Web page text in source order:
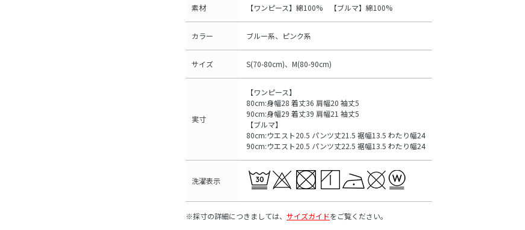
素材 【ワンピース】綿100% 【ブルマ】綿100%
カラー ブルー系、ピンク系
サイズ S(70-80cm)、M(80-90cm)
実寸
【ワンピース】
80cm:身幅28 着丈36 肩幅20 袖丈5
90cm:身幅29 着丈39 肩幅21 袖丈5
【ブルマ】
80cm:ウエスト20.5 パンツ丈21.5 裾幅13.5 わたり幅24
90cm:ウエスト20.5 パンツ丈22.5 裾幅13.5 わたり幅24
洗濯表示
※採寸の詳細につきましては、 サイズガイドをご覧ください。